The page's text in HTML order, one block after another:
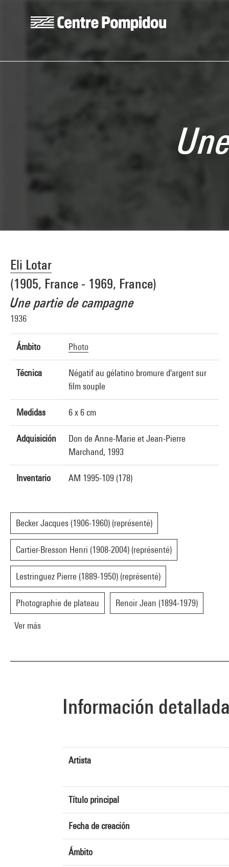
Eli Lotar
(1905, France - 1969, France)
Une partie de campagne
1936
Ámbito Photo
Técnica
Négatif au gélatino bromure d'argent sur
film souple
Medidas 6 x 6 cm
Adquisición
Don de Anne-Marie et Jean-Pierre
Marchand, 1993
Inventario AM 1995-109 (178)
Becker Jacques (1906-1960) (représenté)
Cartier-Bresson Henri (1908-2004) (représenté)
Lestringuez Pierre (1889-1950) (représenté)
Photographie de plateau Renoir Jean (1894-1979)
Ver más
Información
Artista
Título principal
Fecha de creación
Ámbito